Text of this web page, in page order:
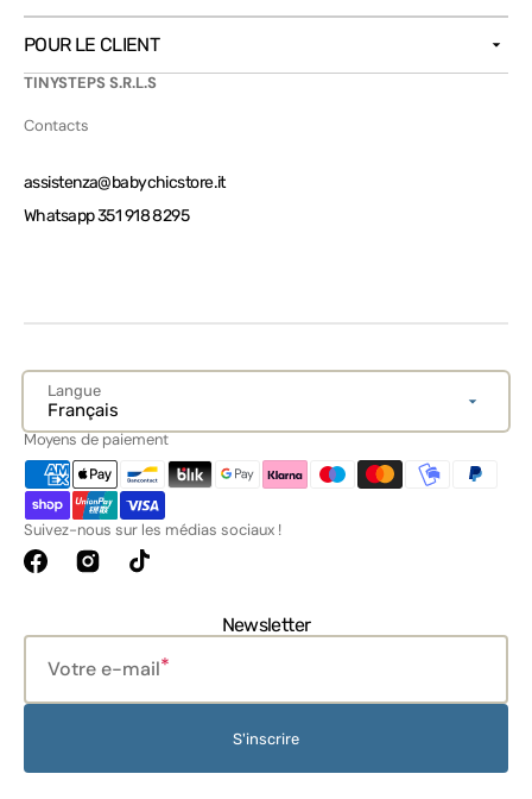
POUR LE CLIENT
TINYSTEPS S.R.L.S
Contacts
assistenza@babychicstore.it
Whatsapp 351 918 8295
Langue
Français
Moyens de paiement
Suivez-nous sur les médias sociaux !
FacebookInstagramTikTok
Newsletter
Votre e-mail
S'inscrire